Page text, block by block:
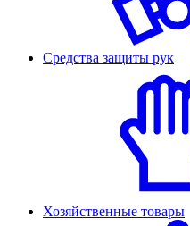
Средства защиты рук
Хозяйственные товары